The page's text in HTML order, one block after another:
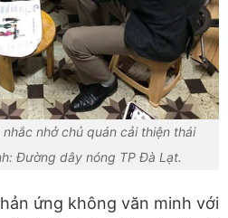
nhở chủ quán cải thiện thái
Đường dây nóng TP Đà Lạt.
ứng không văn minh với